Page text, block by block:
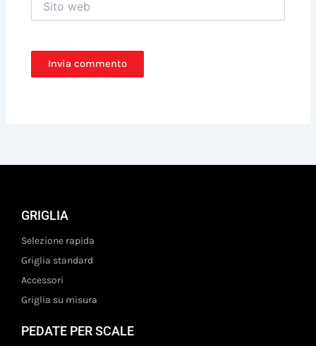
web
GRIGLIA
Selezione rapida
Griglia standard
Accessori
Griglia su misura
PEDATE PER SCALE